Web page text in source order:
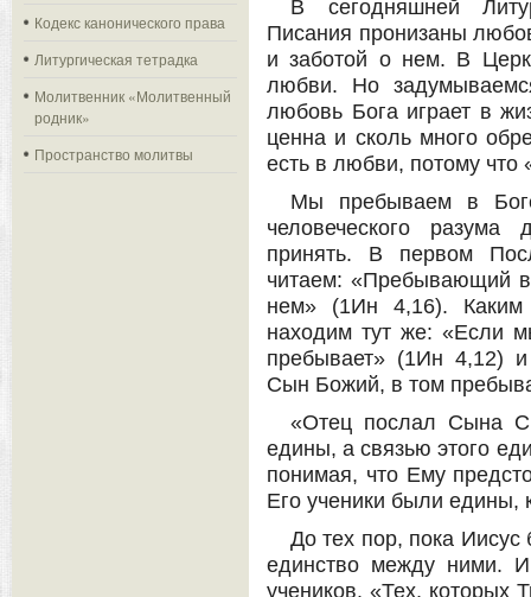
Кодекс канонического права
Литургическая тетрадка
Молитвенник «Молитвенный
родник»
Пространство молитвы
В сегодняшней
Писания пронизаны
и заботой о нем. В
любви. Но
любовь Бога играет в
ценна и сколь много
есть в любви, потому что
Мы пребываем в
человеческого
принять. В первом
читаем: «Пребывающий
нем» (1Ин 4,16). Каким
находим тут же: «Если
пребывает» (1Ин 4,12) и
Сын Божий, в том
«Отец послал Сына
едины, а связью этого
понимая, что Ему
Его ученики были
До тех пор, пока Иисус
единство между ними.
учеников. «Тех, которых